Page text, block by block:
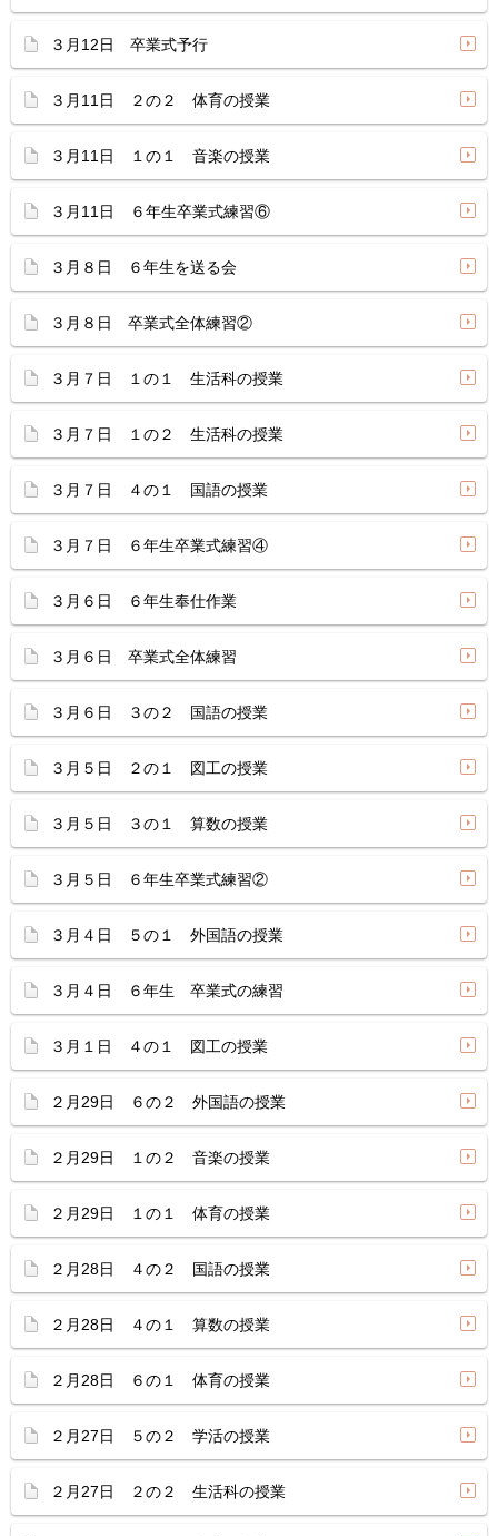
３月12日 卒業式予行
３月11日 ２の２ 体育の授業
３月11日 １の１ 音楽の授業
３月11日 ６年生卒業式練習⑥
３月８日 ６年生を送る会
３月８日 卒業式全体練習②
３月７日 １の１ 生活科の授業
３月７日 １の２ 生活科の授業
３月７日 ４の１ 国語の授業
３月７日 ６年生卒業式練習④
３月６日 ６年生奉仕作業
３月６日 卒業式全体練習
３月６日 ３の２ 国語の授業
３月５日 ２の１ 図工の授業
３月５日 ３の１ 算数の授業
３月５日 ６年生卒業式練習②
３月４日 ５の１ 外国語の授業
３月４日 ６年生 卒業式の練習
３月１日 ４の１ 図工の授業
２月29日 ６の２ 外国語の授業
２月29日 １の２ 音楽の授業
２月29日 １の１ 体育の授業
２月28日 ４の２ 国語の授業
２月28日 ４の１ 算数の授業
２月28日 ６の１ 体育の授業
２月27日 ５の２ 学活の授業
２月27日 ２の２ 生活科の授業